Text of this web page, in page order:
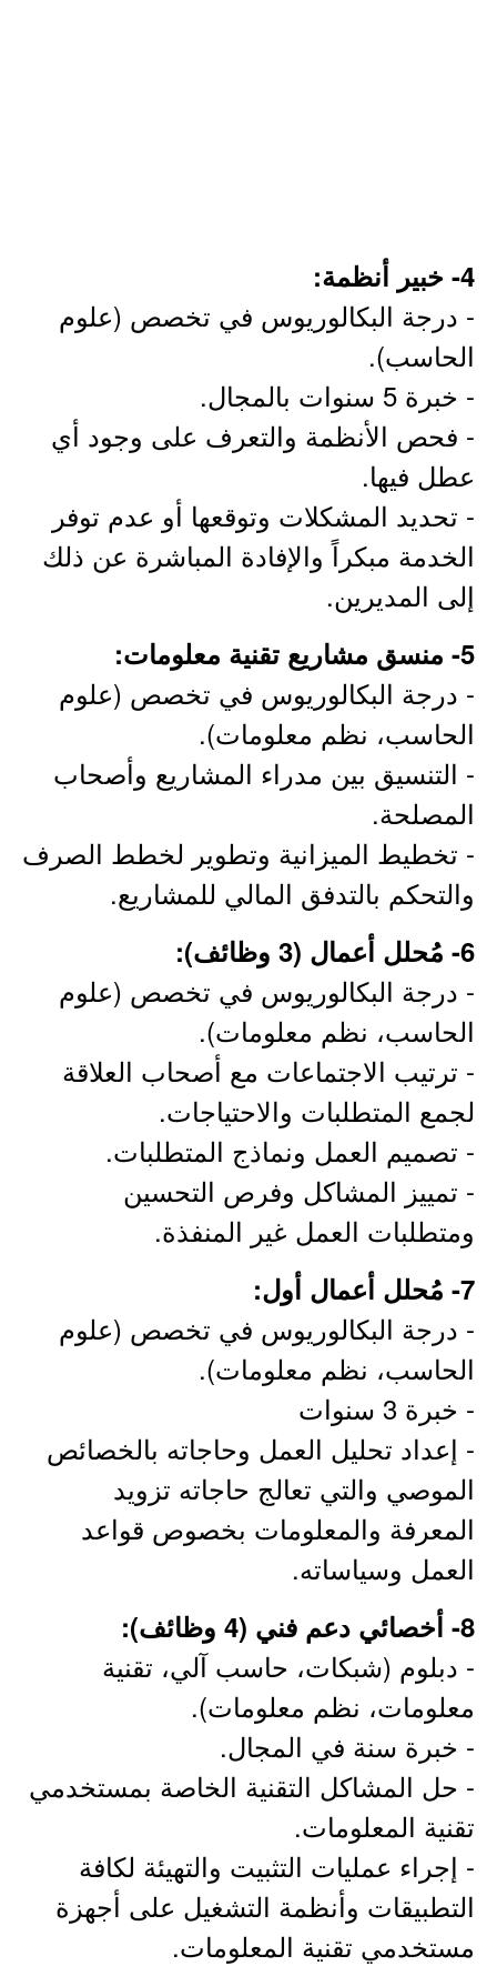
4- خبير أنظمة:
- درجة البكالوريوس في تخصص (علوم
الحاسب).
- خبرة 5 سنوات بالمجال.
- فحص الأنظمة والتعرف على وجود أي
عطل فيها.
- تحديد المشكلات وتوقعها أو عدم توفر
الخدمة مبكراً والإفادة المباشرة عن ذلك
إلى المديرين.
5- منسق مشاريع تقنية معلومات:
- درجة البكالوريوس في تخصص (علوم
الحاسب، نظم معلومات).
- التنسيق بين مدراء المشاريع وأصحاب
المصلحة.
- تخطيط الميزانية وتطوير لخطط الصرف
والتحكم بالتدفق المالي للمشاريع.
6- مُحلل أعمال (3 وظائف):
- درجة البكالوريوس في تخصص (علوم
الحاسب، نظم معلومات).
- ترتيب الاجتماعات مع أصحاب العلاقة
لجمع المتطلبات والاحتياجات.
- تصميم العمل ونماذج المتطلبات.
- تمييز المشاكل وفرص التحسين
ومتطلبات العمل غير المنفذة.
7- مُحلل أعمال أول:
- درجة البكالوريوس في تخصص (علوم
الحاسب، نظم معلومات).
- خبرة 3 سنوات
- إعداد تحليل العمل وحاجاته بالخصائص
الموصي والتي تعالج حاجاته تزويد
المعرفة والمعلومات بخصوص قواعد
العمل وسياساته.
8- أخصائي دعم فني (4 وظائف):
- دبلوم (شبكات، حاسب آلي، تقنية
معلومات، نظم معلومات).
- خبرة سنة في المجال.
- حل المشاكل التقنية الخاصة بمستخدمي
تقنية المعلومات.
- إجراء عمليات التثبيت والتهيئة لكافة
التطبيقات وأنظمة التشغيل على أجهزة
مستخدمي تقنية المعلومات.